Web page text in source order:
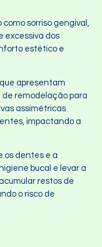
sorriso gengival,
excessiva dos
estético e
apresentam
de remodelação para
assimétricas
impactando a
os dentes e a
bucal e levar a
restos de
o risco de